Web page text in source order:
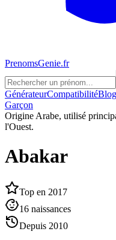
PrenomsGenie.fr
GénérateurCompatibilitéBlog
Garçon
Origine Arabe, utilisé
l'Ouest.
Abakar
Top en 2017
16 naissances
Depuis 2010